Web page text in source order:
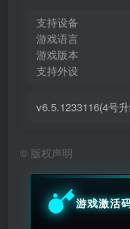
支持设备
游戏语言
游戏版本
支持外设
v6.5.1233116(4号
© 版权声明
游戏激活